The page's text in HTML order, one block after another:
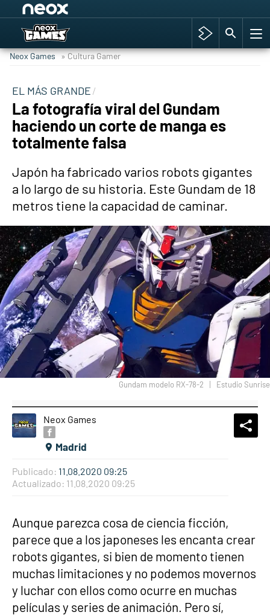
Hyrule Warriors: La Era del Cataclismo
Cyberpunk 2077
Hyrule Warriors
Asia peculiar tradición
Neox Games » Cultura Gamer
EL MÁS GRANDE
La fotografía viral del Gundam
haciendo un corte de manga es
totalmente falsa
Japón ha fabricado varios robots gigantes
a lo largo de su historia. Este Gundam de 18
metros tiene la capacidad de caminar.
Estudio Sunrise
Gundam modelo RX-78-2
Neox Games
Madrid
Publicado: 11.08.2020 09:25
Actualizado: 11.08.2020 09:25
Aunque parezca cosa de ciencia ficción,
parece que a los japoneses les encanta crear
robots gigantes, si bien de momento tienen
muchas limitaciones y no podemos movernos
y luchar con ellos como ocurre en muchas
películas y series de animación. Pero sí,